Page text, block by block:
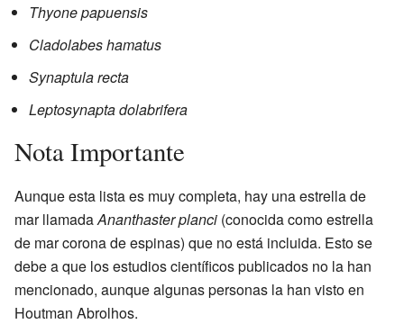
Thyone papuensis
Cladolabes hamatus
Synaptula recta
Leptosynapta dolabrifera
Nota Importante
Aunque esta lista es muy completa, hay una estrella de
mar llamadaAnanthaster planci (conocida como estrella
de mar corona de espinas) que no está incluida. Esto se
debe a que los estudios científicos publicados no la han
mencionado, aunque algunas personas la han visto en
Houtman Abrolhos.